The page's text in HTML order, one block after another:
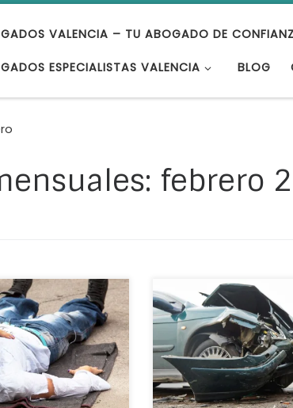
VALENCIA – TU ABOGADO DE
ESPECIALISTAS VALENCIA BLOG
febrero
es el gravamen
cuando no
oportunas y
Si te
dicho
Recargo de
¿Has tenido un
tienes derecho a
de indemnización en
tráfico? A
los datos que debes
Indemnización en un